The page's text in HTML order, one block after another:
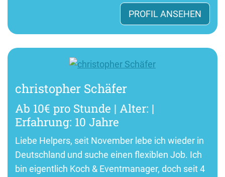
PROFIL ANSEHEN
christopher Schäfer
Ab 10€ pro Stunde | Alter: |
Erfahrung: 10 Jahre
Liebe Helpers, seit November lebe ich wieder in
Deutschland und suche einen flexiblen Job. Ich
bin eigentlich Koch & Eventmanager, doch seit 4